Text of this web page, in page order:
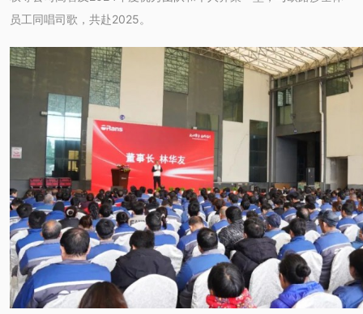
员工同唱司歌，共赴2025。